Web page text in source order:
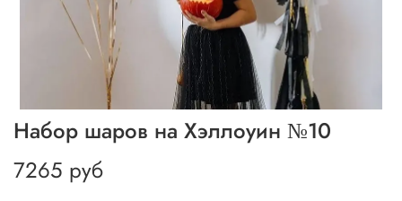
Набор шаров на Хэллоуин №10
7265 руб